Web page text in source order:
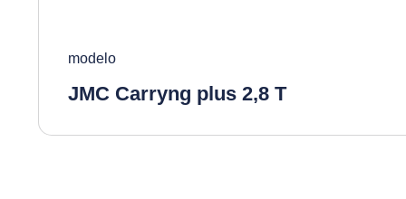
modelo
JMC Carryng plus 2,8 T